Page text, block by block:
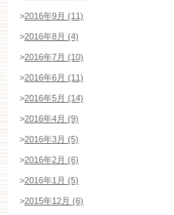
>2016年9月 (11)
>2016年8月 (4)
>2016年7月 (10)
>2016年6月 (11)
>2016年5月 (14)
>2016年4月 (9)
>2016年3月 (5)
>2016年2月 (6)
>2016年1月 (5)
>2015年12月 (6)